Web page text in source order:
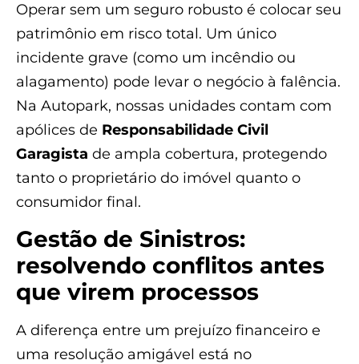
Operar sem um seguro robusto é colocar seu
patrimônio em risco total. Um único
incidente grave (como um incêndio ou
alagamento) pode levar o negócio à falência.
Na Autopark, nossas unidades contam com
apólices de Responsabilidade Civil
Garagista de ampla cobertura, protegendo
tanto o proprietário do imóvel quanto o
consumidor final.
Gestão de Sinistros:
resolvendo conflitos antes
que virem processos
A diferença entre um prejuízo financeiro e
uma resolução amigável está no